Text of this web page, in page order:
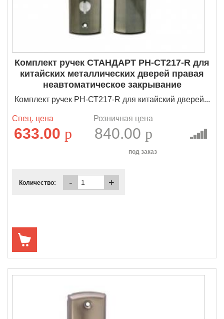
Комплект ручек СТАНДАРТ РН-СТ217-R для
китайских металлических дверей правая
неавтоматическое закрывание
Комплект ручек РН-СТ217-R для китайский дверей...
Спец. цена
633.00 p
Розничная цена
840.00 p
под заказ
Количество: - +